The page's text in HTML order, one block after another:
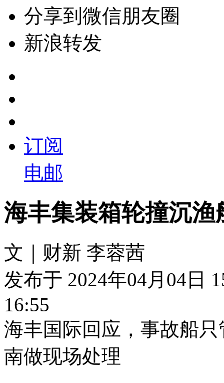
分享到微信朋友圈
新浪转发
订阅
电邮
海丰集装箱轮撞沉
文｜财新 李蓉茜
发布于 2024年04月04日
16:55
海丰国际回应，事故船
南做现场处理